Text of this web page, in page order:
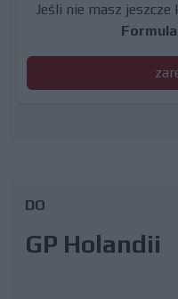
Jeśli nie masz jeszcze
DO
GP Holandii